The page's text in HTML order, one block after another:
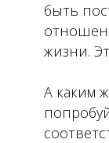
быть
жизни.
А каким